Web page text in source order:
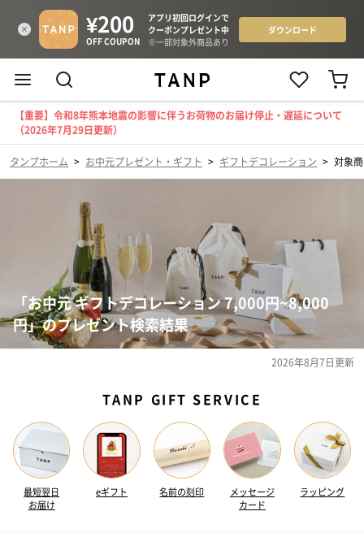
【重要】令和8年熊本地震の影響に伴うお荷物のお届け停止・遅延について
（2026年7月29日更新）
タンプホーム > お中元プレゼント・ギフト > ギフトデコレーション > 対象
「お中元 ギフトデコレーション 7,000円~8,000
円」のプレゼント検索結果
2026年8月7日更新
TANP GIFT SERVICE
最短翌日
お届け
eギフト 名前の刻印
メッセージ
カード
ラッピング